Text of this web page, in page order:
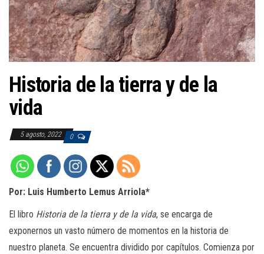
c
i
ó
Historia de la tierra y de la
vida
5 agosto, 2022 0
Por: Luis Humberto Lemus Arriola*
El libro Historia de la tierra y de la vida, se encarga de
exponernos un vasto número de momentos en la historia de
nuestro planeta. Se encuentra dividido por capítulos. Comienza por